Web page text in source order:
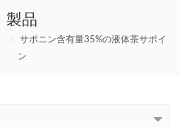
製品
/
サポニン含有量35%の液体茶サポイ
ン